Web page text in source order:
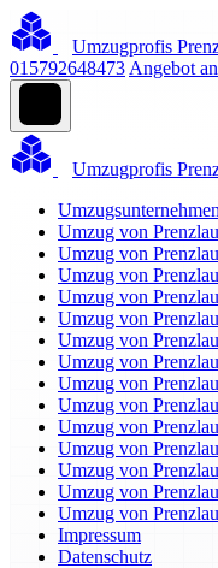
Umzugprofis
015792648473 Angebot
Umzugprofis
Umzug von
Umzug von
Umzug von
Umzug von
Umzug von
Umzug von
Umzug von
Umzug von
Umzug von
Umzug von
Umzug von
Umzug von
Umzug von
Umzug von
Impressum
Datenschutz